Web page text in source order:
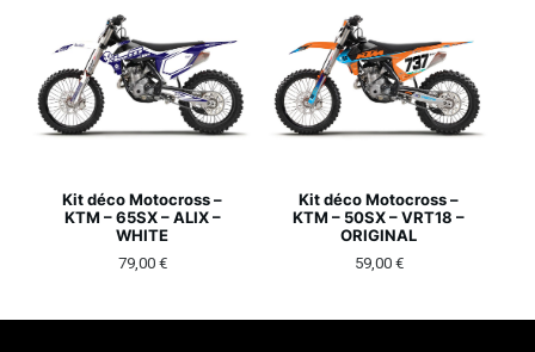
Kit déco Motocross –
KTM – 65SX – ALIX –
WHITE
79,00 €
Kit déco Motocross –
KTM – 50SX – VRT18 –
ORIGINAL
59,00 €